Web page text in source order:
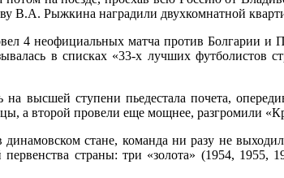
В.А. Рыжкина наградили двухкомнатной
4 неофициальных матча против Болгарии
в списках «33-х лучших футболистов
на высшей ступени пьедестала почета,
а второй провели еще мощнее, разгромили
стане, команда ни разу не
страны: три «золота» (1954,